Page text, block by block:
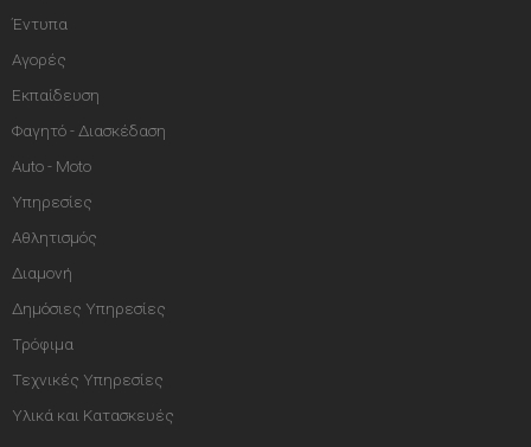
Έντυπα
Αγορές
Εκπαίδευση
Φαγητό - Διασκέδαση
Auto - Moto
Υπηρεσίες
Αθλητισμός
Διαμονή
Δημόσιες Υπηρεσίες
Τρόφιμα
Τεχνικές Υπηρεσίες
Υλικά και Κατασκευές